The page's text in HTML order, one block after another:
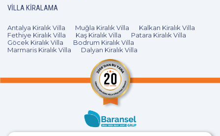
VILLA KIRALAMA
Antalya Kiralık Villa Muğla Kiralık Villa
Kalkan Kiralık Villa
Fethiye Kiralık Villa
Kaş Kiralık Villa
Patara Kiralık Villa
Göcek Kiralık Villa
Bodrum Kiralık Villa
Marmaris Kiralık Villa
Dalyan Kiralık Villa